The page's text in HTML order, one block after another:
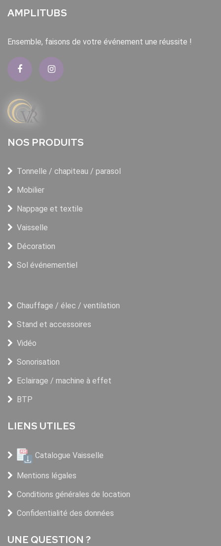
AMPLITUBS
Ensemble, faisons de votre événement une réussite !
NOS PRODUITS
Tonnelle / chapiteau / parasol
Mobilier
Nappage et textile
Vaisselle
Décoration
Sol événementiel
Chauffage / élec / ventilation
Stand et accessoires
Vidéo
Sonorisation
Eclairage / machine à effet
BTP
LIENS UTILES
Catalogue Vaisselle
Mentions légales
Conditions générales de location
Confidentialité des données
UNE QUESTION ?